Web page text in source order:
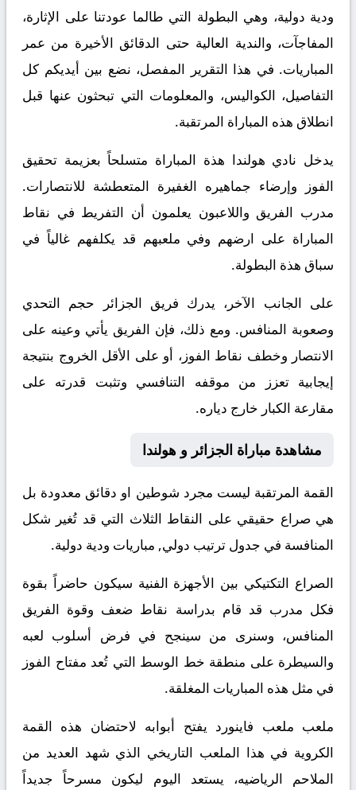
ودية دولية، وهي البطولة التي طالما عودتنا على الإثارة،
المفاجآت، والندية العالية حتى الدقائق الأخيرة من عمر
المباريات. في هذا التقرير المفصل، نضع بين أيديكم كل
التفاصيل، الكواليس، والمعلومات التي تبحثون عنها قبل
انطلاق هذه المباراة المرتقبة.
يدخل نادي هولندا هذة المباراة متسلحاً بعزيمة تحقيق
الفوز وإرضاء جماهيره الغفيرة المتعطشة للانتصارات.
مدرب الفريق واللاعبون يعلمون أن التفريط في نقاط
المباراة على ارضهم وفي ملعبهم قد يكلفهم غالياً في
سباق هذة البطولة.
على الجانب الآخر، يدرك فريق الجزائر حجم التحدي
وصعوبة المنافس. ومع ذلك، فإن الفريق يأتي وعينه على
الانتصار وخطف نقاط الفوز، أو على الأقل الخروج بنتيجة
إيجابية تعزز من موقفه التنافسي وتثبت قدرته على
مقارعة الكبار خارج دياره.
مشاهدة مباراة الجزائر و هولندا
القمة المرتقبة ليست مجرد شوطين او دقائق معدودة بل
هي صراع حقيقي على النقاط الثلاث التي قد تُغير شكل
المنافسة في جدول ترتيب دولي, مباريات ودية دولية.
الصراع التكتيكي بين الأجهزة الفنية سيكون حاضراً بقوة
فكل مدرب قد قام بدراسة نقاط ضعف وقوة الفريق
المنافس، وسنرى من سينجح في فرض أسلوب لعبه
والسيطرة على منطقة خط الوسط التي تُعد مفتاح الفوز
في مثل هذه المباريات المغلقة.
ملعب ملعب فاينورد يفتح أبوابه لاحتضان هذه القمة
الكروية في هذا الملعب التاريخي الذي شهد العديد من
الملاحم الرياضيه، يستعد اليوم ليكون مسرحاً جديداً